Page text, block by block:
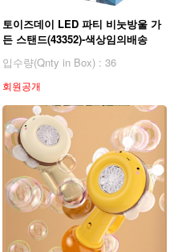
토이즈데이 LED 파티 비눗방울 가
든 스탠드(43352)-색상임의배송
입수량(Qnty in Box) : 36
회원공개